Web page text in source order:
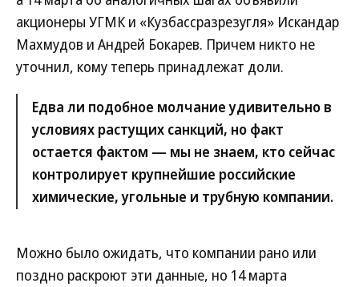
акционеры УГМК и «Кузбассразрезугля» Искандар
Махмудов и Андрей Бокарев. Причем никто не
уточнил, кому теперь принадлежат доли.
Едва ли подобное молчание удивительно в
условиях растущих санкций, но факт
остается фактом — мы не знаем, кто сейчас
контролирует крупнейшие российские
химические, угольные и трубную компании.
Можно было ожидать, что компании рано или
поздно раскроют эти данные, но 14 марта